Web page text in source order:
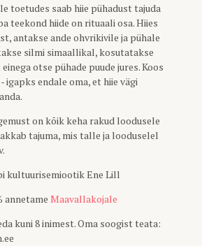
toetudes saab hiie pühadust tajuda
teekond hiide on rituaali osa. Hiies
antakse ande ohvrikivile ja pühale
silmi simaallikal, kosutatakse
otse pühade puude jures. Koos
igapks endale oma, et hiie vägi
on kõik keha rakud loodusele
tajuma, mis talle ja looduselel
kultuurisemiootik Ene Lill
annetameMaavallakojale
kuni 8 inimest. Oma soogist teata: